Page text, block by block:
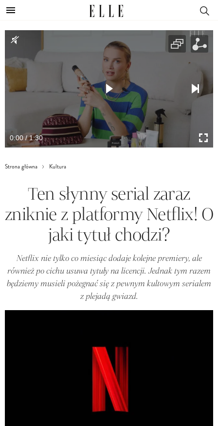
0:00 / 1:30
Strona główna Kultura
Ten słynny serial zaraz
zniknie z platformy Netflix! O
jaki tytuł chodzi?
Netflix nie tylko co miesiąc dodaje kolejne premiery, ale
również po cichu usuwa tytuły na licencji. Jednak tym razem
będziemy musieli pożegnać się z pewnym kultowym serialem
z plejadą gwiazd.